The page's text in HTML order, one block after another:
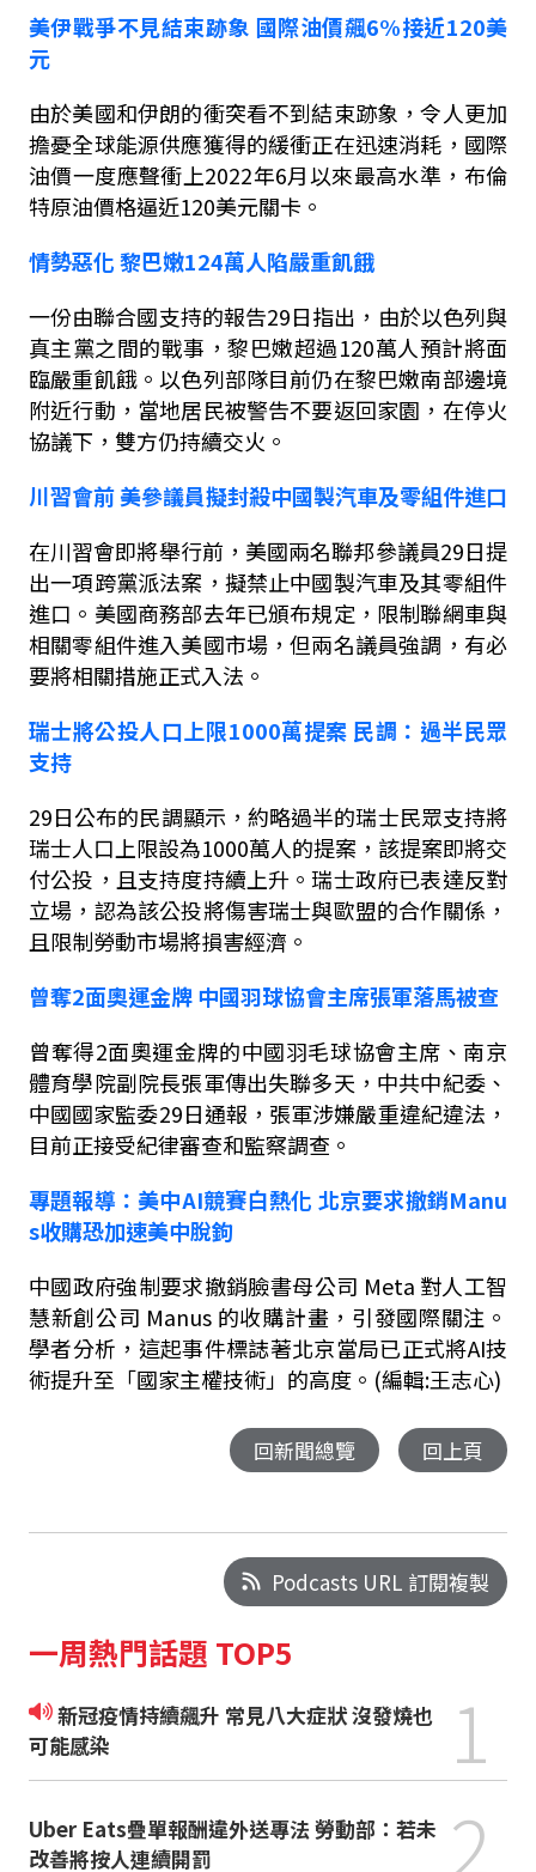
美伊戰爭不見結束跡象 國際油價飆6%接近120美
元
由於美國和伊朗的衝突看不到結束跡象，令人更加
擔憂全球能源供應獲得的緩衝正在迅速消耗，國際
油價一度應聲衝上2022年6月以來最高水準，布倫
特原油價格逼近120美元關卡。
情勢惡化黎巴嫩124萬人陷嚴重飢餓
一份由聯合國支持的報告29日指出，由於以色列與
真主黨之間的戰事，黎巴嫩超過120萬人預計將面
臨嚴重飢餓。以色列部隊目前仍在黎巴嫩南部邊境
附近行動，當地居民被警告不要返回家園，在停火
協議下，雙方仍持續交火。
川習會前美參議員擬封殺中國製汽車及零組件進口
在川習會即將舉行前，美國兩名聯邦參議員29日提
出一項跨黨派法案，擬禁止中國製汽車及其零組件
進口。美國商務部去年已頒布規定，限制聯網車與
相關零組件進入美國市場，但兩名議員強調，有必
要將相關措施正式入法。
瑞士將公投人口上限1000萬提案 民調：過半民眾
支持
29日公布的民調顯示，約略過半的瑞士民眾支持將
瑞士人口上限設為1000萬人的提案，該提案即將交
付公投，且支持度持續上升。瑞士政府已表達反對
立場，認為該公投將傷害瑞士與歐盟的合作關係，
且限制勞動市場將損害經濟。
曾奪2面奧運金牌中國羽球協會主席張軍落馬被查
曾奪得2面奧運金牌的中國羽毛球協會主席、南京
體育學院副院長張軍傳出失聯多天，中共中紀委、
中國國家監委29日通報，張軍涉嫌嚴重違紀違法，
目前正接受紀律審查和監察調查。
專題報導： 美中AI競賽白熱化 北京要求撤銷Manu
s收購恐加速美中脫鉤
中國政府強制要求撤銷臉書母公司 Meta 對人工智
慧新創公司 Manus 的收購計畫，引發國際關注。
學者分析，這起事件標誌著北京當局已正式將AI技
術提升至「國家主權技術」的高度。(編輯:王志心)
回新聞總覽 回上頁
Podcasts URL 訂閱複製
一周熱門話題 TOP5
新冠疫情持續飆升 常見八大症狀 沒發燒也
可能感染
1
Uber Eats疊單報酬違外送專法 勞動部：若未
改善將按人連續開罰
2